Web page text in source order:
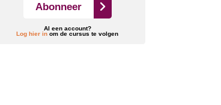
Abonneer
Al een account?
Log hier in om de cursus te volgen